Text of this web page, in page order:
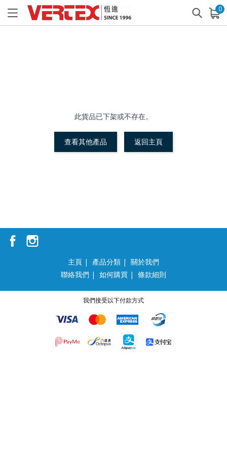
0
已加入購物車 查看
此貨品已下架或不存在。
查看其他產品 返回主頁
主頁 | 產品分類 | 關於我們
聯絡我們 | 如何購買 | 條款細則
我們接受以下付款方式